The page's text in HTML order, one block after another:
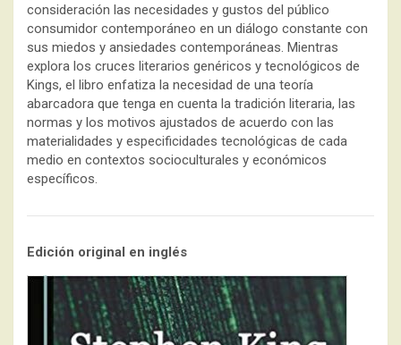
consideración las necesidades y gustos del público
consumidor contemporáneo en un diálogo constante con
sus miedos y ansiedades contemporáneas. Mientras
explora los cruces literarios genéricos y tecnológicos de
Kings, el libro enfatiza la necesidad de una teoría
abarcadora que tenga en cuenta la tradición literaria, las
normas y los motivos ajustados de acuerdo con las
materialidades y especificidades tecnológicas de cada
medio en contextos socioculturales y económicos
específicos.
Edición original en inglés